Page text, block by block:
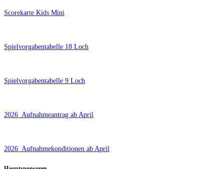
Scorekarte Kids Mini
Spielvorgabentabelle 18 Loch
Spielvorgabentabelle 9 Loch
2026_Aufnahmeantrag ab April
2026_Aufnahmekonditionen ab April